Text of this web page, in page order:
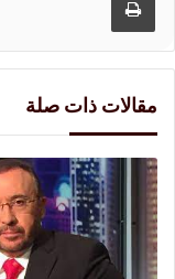
مقالات ذات صلة